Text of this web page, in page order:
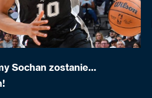
Sochan zostanie…